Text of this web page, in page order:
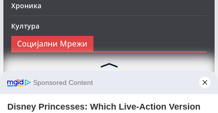
Хроника
Култура
Социјални Мрежи